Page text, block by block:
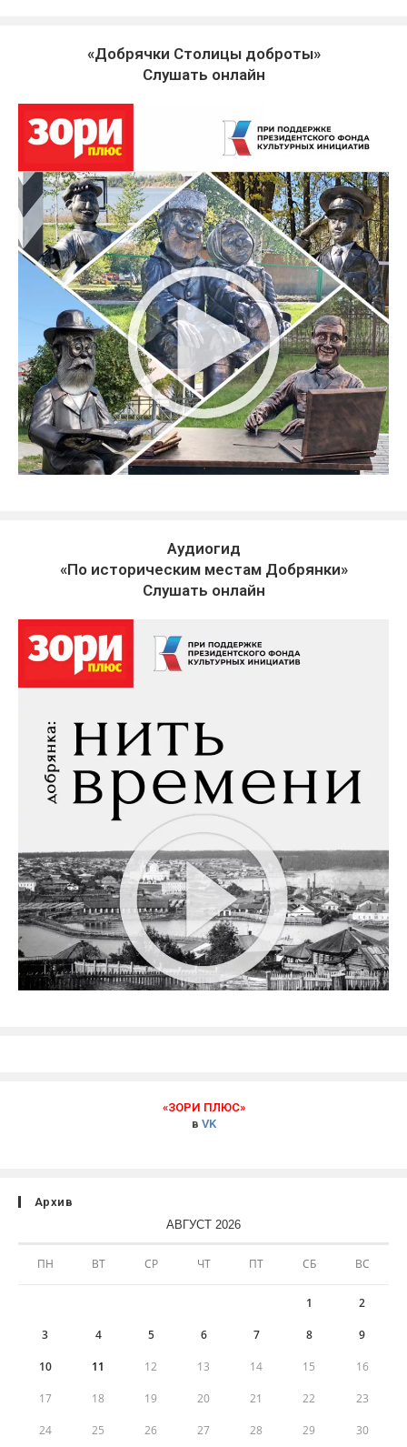
«Добрячки Столицы доброты»
Слушать онлайн
Аудиогид
«По историческим местам Добрянки»
Слушать онлайн
«ЗОРИ ПЛЮС»
в VK
Архив
АВГУСТ 2026
ПН ВТ СР ЧТ ПТ СБ ВС
1 2
3 4 5 6 7 8 9
10 11 12 13 14 15 16
17 18 19 20 21 22 23
24 25 26 27 28 29 30